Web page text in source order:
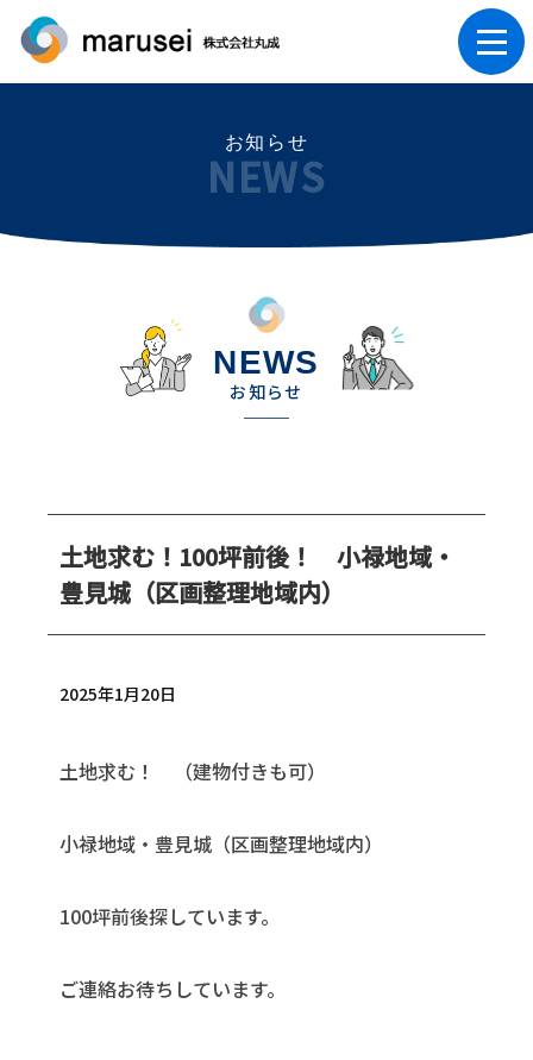
お知らせ
NEWS
NEWS
お知らせ
土地求む！100坪前後！ 小禄地域・
豊見城（区画整理地域内）
2025年1月20日
土地求む！ （建物付きも可）
小禄地域・豊見城（区画整理地域内）
100坪前後探しています。
ご連絡お待ちしています。